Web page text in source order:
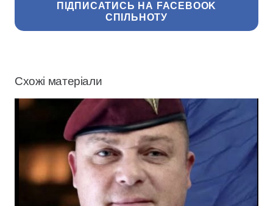
ПІДПИСАТИСЬ НА FACEBOOK
СПІЛЬНОТУ
Схожі матеріали